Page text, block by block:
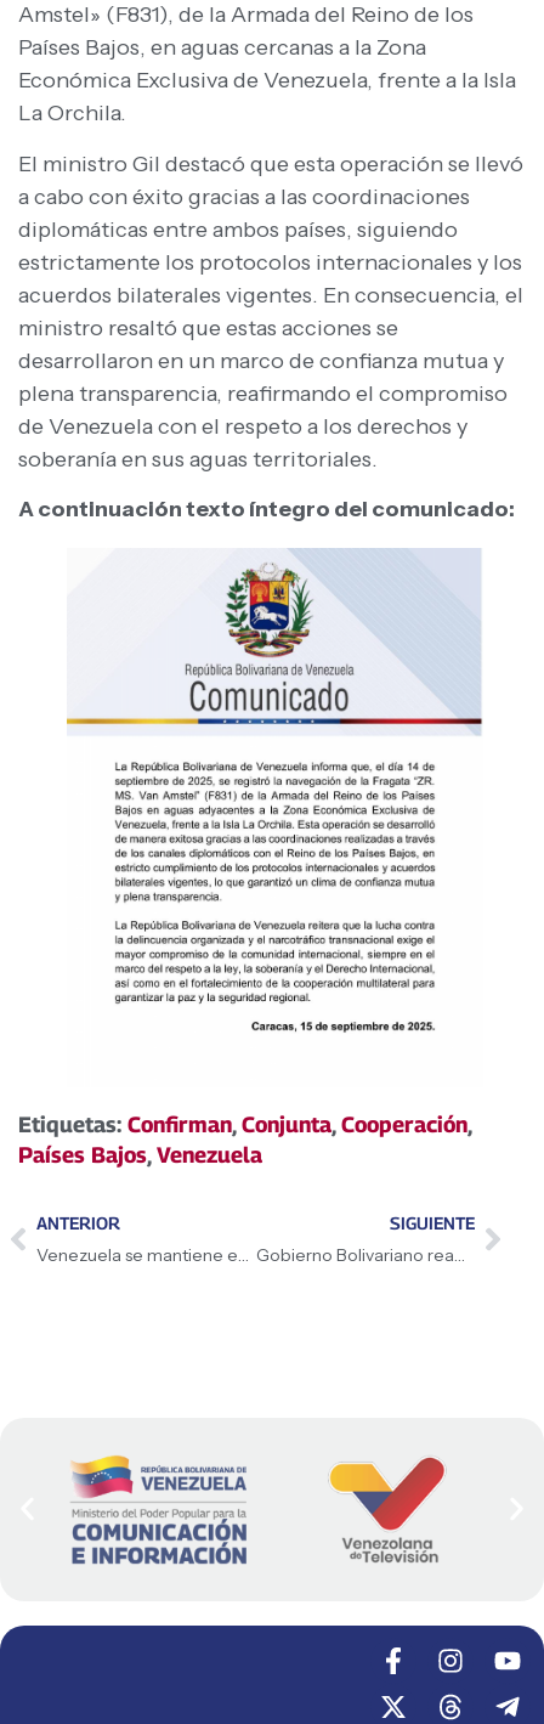
Amstel» (F831), de la Armada del Reino de los
Países Bajos, en aguas cercanas a la Zona
Económica Exclusiva de Venezuela, frente a la Isla
La Orchila.
El ministro Gil destacó que esta operación se llevó
a cabo con éxito gracias a las coordinaciones
diplomáticas entre ambos países, siguiendo
estrictamente los protocolos internacionales y los
acuerdos bilaterales vigentes. En consecuencia, el
ministro resaltó que estas acciones se
desarrollaron en un marco de confianza mutua y
plena transparencia, reafirmando el compromiso
de Venezuela con el respeto a los derechos y
soberanía en sus aguas territoriales.
A continuación texto íntegro del comunicado:
Etiquetas: Confirman,Conjunta,Cooperación,
Países Bajos,Venezuela
ANTERIOR
Venezuela se mantiene en batalla por la verdad
SIGUIENTE
Gobierno Bolivariano reafirma lucha contra la delincuencia